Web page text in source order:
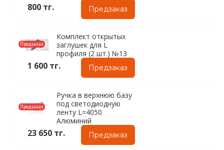
800 тг. Предзаказ
Предзаказ
Комплект открытых
заглушек для L
профиля (2 шт.) №13
1 600 тг. Предзаказ
Предзаказ
Ручка в верхнюю базу
под светодиодную
ленту L=4050
Алюминий
23 650 тг. Предзаказ